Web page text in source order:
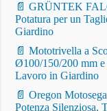
📄 GRÜNTEK
Potatura per un
Giardino
📄 Mototrivella a
Ø100/150/200 mm e
Lavoro in Giardino
📄 Oregon
Potenza Silenziosa,